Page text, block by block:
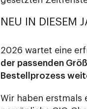
NEU IN DIESEM
2026 wartet eine
der passenden
Bestellprozess
Wir haben erstmals